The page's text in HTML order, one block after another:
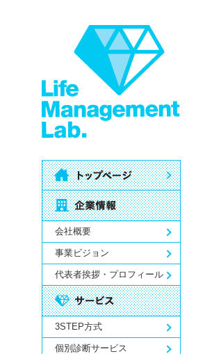
会社概要
事業ビジョン
代表者挨拶・プロフィール
3STEP方式
個別診断サービス